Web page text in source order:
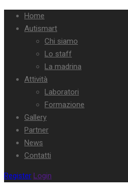
Home
Autismart
Chi siamo
Lo staff
La madrina
Attività
Laboratori
Formazione
Gallery
Partner
News
Contatti
Register Login